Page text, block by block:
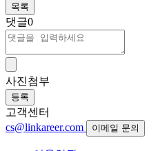
목록
댓글0
사진첨부
등록
고객센터
cs@linkareer.com
이메일 문의